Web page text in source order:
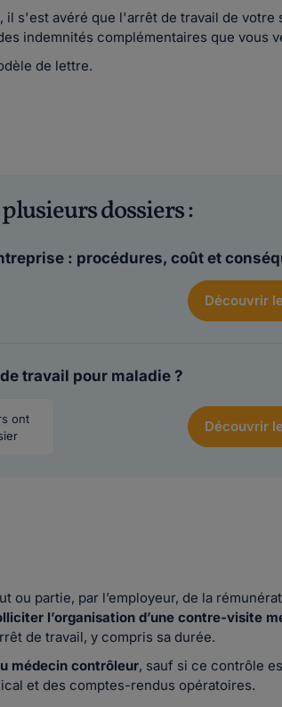
s'est avéré que l'arrêt de travail de votre
indemnités complémentaires que vous
de lettre.
dossiers :
: procédures, coût et
Découvrir
travail pour maladie ?
ont
Découvrir
partie, par l’employeur, de la
l’organisation d’une contre-visite
de travail, y compris sa durée.
médecin contrôleur, sauf si ce contrôle
et des comptes-rendus opératoires.